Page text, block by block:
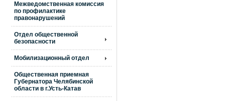
Межведомственная комиссия
по профилактике
правонарушений
Отдел общественной
безопасности
Мобилизационный отдел
Общественная приемная
Губернатора Челябинской
области в г.Усть-Катав